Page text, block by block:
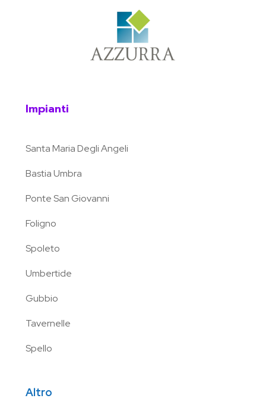
Impianti
Santa Maria Degli Angeli
Bastia Umbra
Ponte San Giovanni
Foligno
Spoleto
Umbertide
Gubbio
Tavernelle
Spello
Altro